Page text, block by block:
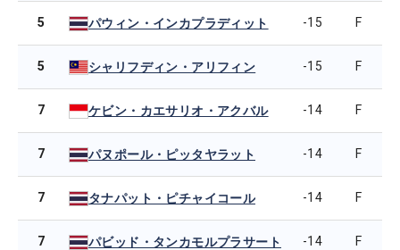
5 パウィン・インカプラディット -15 F
5 シャリフディン・アリフィン -15 F
7 ケビン・カエサリオ・アクバル -14 F
7 パヌポール・ピッタヤラット -14 F
7 タナパット・ピチャイコール -14 F
7 パビッド・タンカモルプラサート -14 F